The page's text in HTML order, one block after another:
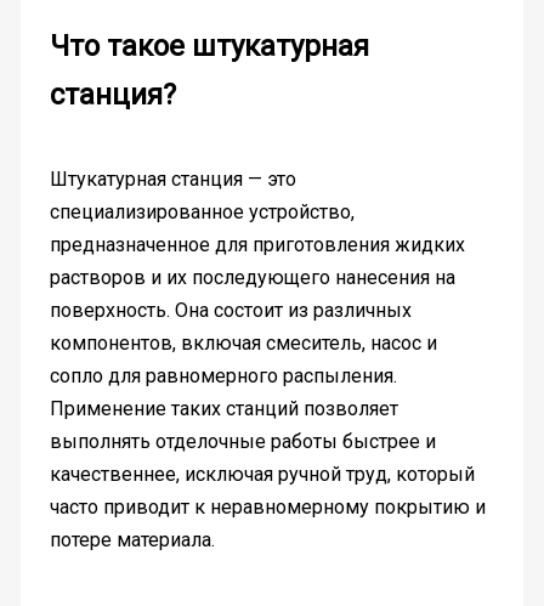
Что такое штукатурная
станция?
Штукатурная станция — это
специализированное устройство,
предназначенное для приготовления жидких
растворов и их последующего нанесения на
поверхность. Она состоит из различных
компонентов, включая смеситель, насос и
сопло для равномерного распыления.
Применение таких станций позволяет
выполнять отделочные работы быстрее и
качественнее, исключая ручной труд, который
часто приводит к неравномерному покрытию и
потере материала.